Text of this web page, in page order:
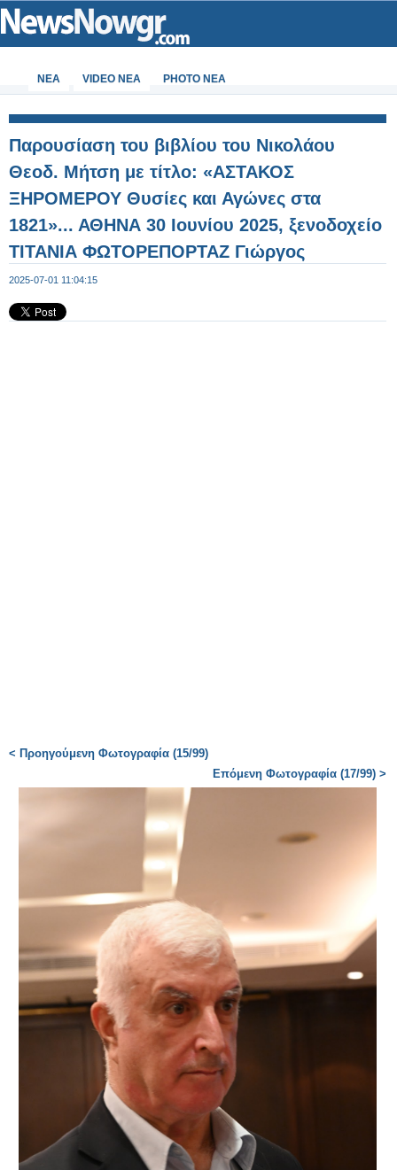
ΝΕΑ VIDEO NEA PHOTO NEA
Παρουσίαση του βιβλίου του Νικολάου
Θεοδ. Μήτση με τίτλο: «ΑΣΤΑΚΟΣ
ΞΗΡΟΜΕΡΟΥ Θυσίες και Αγώνες στα
1821»... ΑΘΗΝΑ 30 Ιουνίου 2025, ξενοδοχείο
ΤΙΤΑΝΙΑ ΦΩΤΟΡΕΠΟΡΤΑΖ Γιώργος
Κουβέλης - Φωτογραφία 16 από 99
2025-07-01 11:04:15
< Προηγούμενη Φωτογραφία (15/99)
Επόμενη Φωτογραφία (17/99) >